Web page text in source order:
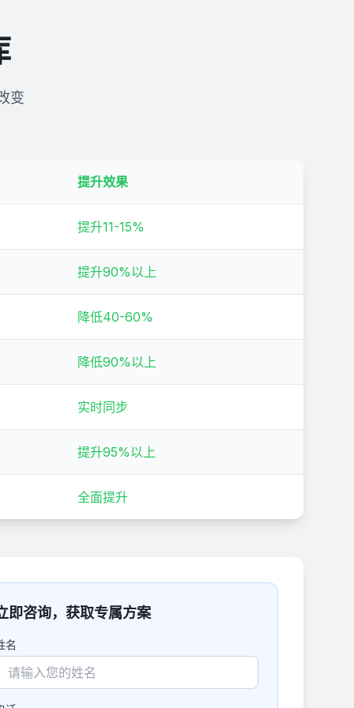
变
提升效果
提升11-15%
提升90%以上
降低40-60%
降低90%以上
实时同步
提升95%以上
全面提升
即咨询，获取专属方案
名